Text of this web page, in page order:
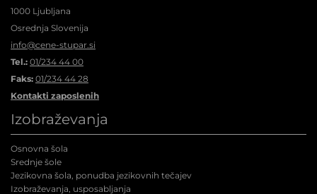
1000 Ljubljana
Osrednja Slovenija
info@cene-stupar.si
Tel.: 01/234 44 00
Faks: 01/234 44 28
Kontakti zaposlenih
Izobraževanja
Osnovna šola
Srednje šole
Jezikovna šola, ponudba jezikovnih tečajev
Izobraževanja, usposabljanja